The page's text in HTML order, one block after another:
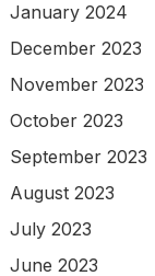
January 2024
December 2023
November 2023
October 2023
September 2023
August 2023
July 2023
June 2023